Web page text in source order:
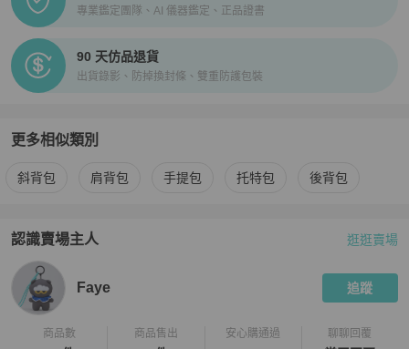
專業鑑定團隊、AI 儀器鑑定、正品證書
90 天仿品退貨
出貨錄影、防掉換封條、雙重防護包裝
更多相似類別
更多Chanel 女包相似商品推薦
斜背包 肩背包 手提包 托特包 後背包
認識賣場主人
PopChill 拍拍圈嚴選賣家
逛逛賣場
Faye 追蹤
商品數 商品售出 安心購通過 聊聊回覆